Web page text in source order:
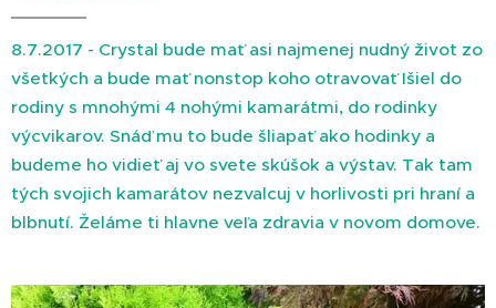
8.7.2017 - Crystal bude mať asi najmenej nudný život zo
všetkých a bude mať nonstop koho otravovať Išiel do
rodiny s mnohými 4 nohými kamarátmi, do rodinky
výcvikarov. Snáď mu to bude šliapať ako hodinky a
budeme ho vidieť aj vo svete skúšok a výstav. Tak tam
tých svojich kamarátov nezvalcuj v horlivosti pri hraní a
blbnutí. Želáme ti hlavne veľa zdravia v novom domove.